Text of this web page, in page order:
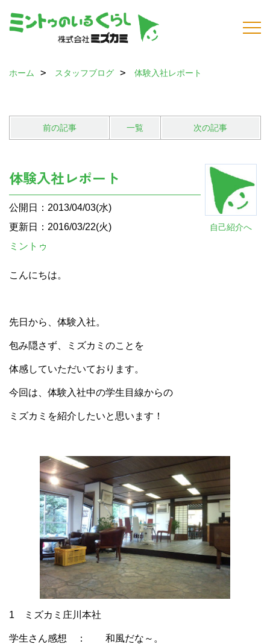
ホーム スタッフブログ 体験入社レポート
前の記事 一覧 次の記事
自己紹介へ
体験入社レポート
公開日：2013/04/03(水)
更新日：2016/03/22(火)
ミントゥ
こんにちは。
先日から、体験入社。
包み隠さず、ミズカミのことを
体感していただいております。
今回は、体験入社中の学生目線からの
ミズカミを紹介したいと思います！
1 ミズカミ庄川本社
学生さん感想 ： 和風だな～。